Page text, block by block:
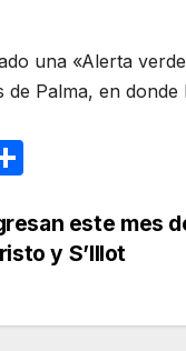
una «Alerta
de Palma, en
m
p
tir
este mes
y S’Illot